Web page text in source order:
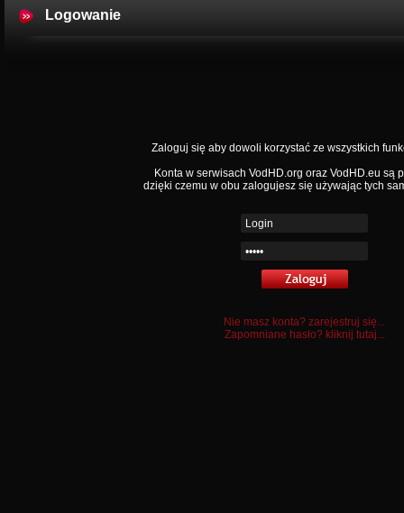
Logowanie
Zaloguj się aby dowoli korzystać ze wszystkich
Konta w serwisach VodHD.org oraz VodHD.eu są
dzięki czemu w obu zalogujesz się używając tych
Nie masz konta? zarejestruj się...
Zapomniane hasło? kliknij tutaj...